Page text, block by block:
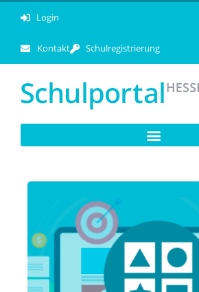
Login
Kontakt Schulregistrierung